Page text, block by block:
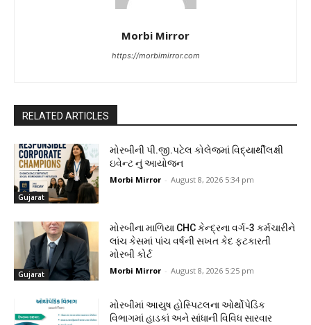
Morbi Mirror
https://morbimirror.com
RELATED ARTICLES
Gujarat
મોરબીની પી.જી.પટેલ કોલેજમાં વિદ્યાર્થીલક્ષી
ઇવેન્ટ નું આયોજન
Morbi Mirror - August 8, 2026 5:34 pm
Gujarat
મોરબીના માળિયા CHC કેન્દ્રના વર્ગ-3 કર્મચારીને
લાંચ કેસમાં પાંચ વર્ષની સખત કેદ ફટકારતી
મોરબી કોર્ટ
Morbi Mirror - August 8, 2026 5:25 pm
મોરબીમાં આયુષ હોસ્પિટલના ઓર્થોપેડિક
વિભાગમાં હાડકાં અને સાંધાની વિવિધ સારવાર